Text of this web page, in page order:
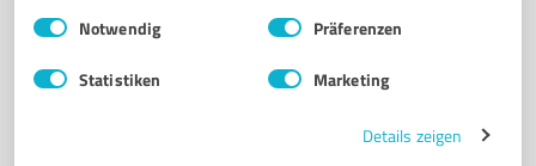
Impressum Datenschutzbestimmungen
Einwilligungsauswahl
Notwendig Präferenzen
Statistiken Marketing
Details zeigen
0,00 / 5,00